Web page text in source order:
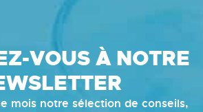
VOUS À NOTRE
mois notre sélection de conseils,